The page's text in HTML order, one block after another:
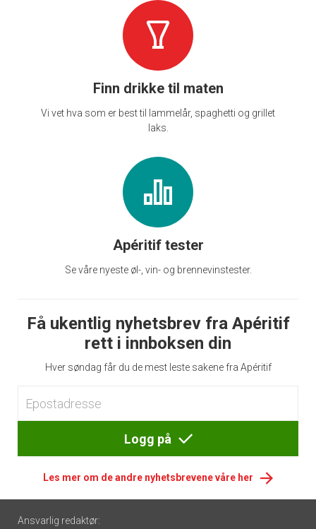
Finn drikke til maten
Vi vet hva som er best til lammelår, spaghetti og grillet
laks.
Apéritif tester
Se våre nyeste øl-, vin- og brennevinstester.
Få ukentlig nyhetsbrev fra Apéritif
rett i innboksen din
Hver søndag får du de mest leste sakene fra Apéritif
Logg på
Les mer om de andre nyhetsbrevene våre her
Footer
Ansvarlig redaktør: